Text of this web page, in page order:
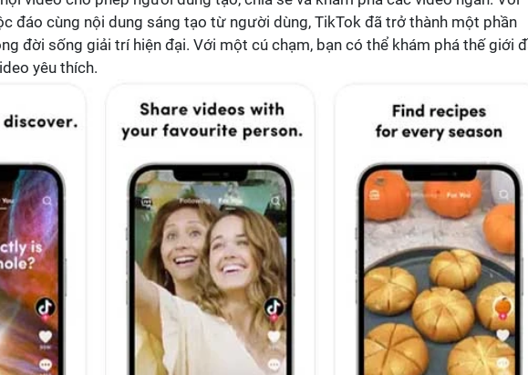
đáo cùng nội dung sáng tạo từ người dùng, TikTok đã trở thành một phần
đời sống giải trí hiện đại. Với một cú chạm, bạn có thể khám phá thế giới
yêu thích.